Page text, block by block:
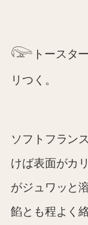
𓅼 トースタ
リつく。
ソフトフラン
けば表面がカ
がジュワッと
餡とも程よく